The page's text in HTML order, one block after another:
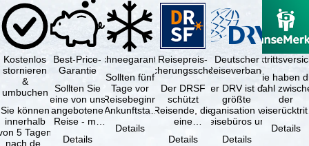
Kostenlos
stornieren
&
umbuchen
Sie können
innerhalb
5 Tagen
nach der
Best-Price-
Garantie
Sollten Sie
eine von uns
angebotene
Reise - mit
Leistung und
Details
Schneegarantie
Sollten fünf
Tage vor
Reisebeginn
(Ankunftstag)
aufgrund von
Schneemangel
Details
Reisepreis-
Sicherungsschein
Der DRSF
schützt
Reisende, die
eine
oder
Details
Deutscher
Reiseverband
Der DRV ist die
größte
Organisation von
Reisebüros und
Reiseveranstaltern
in …
Details
Sie haben
Wahl
der
(inklusive
Details